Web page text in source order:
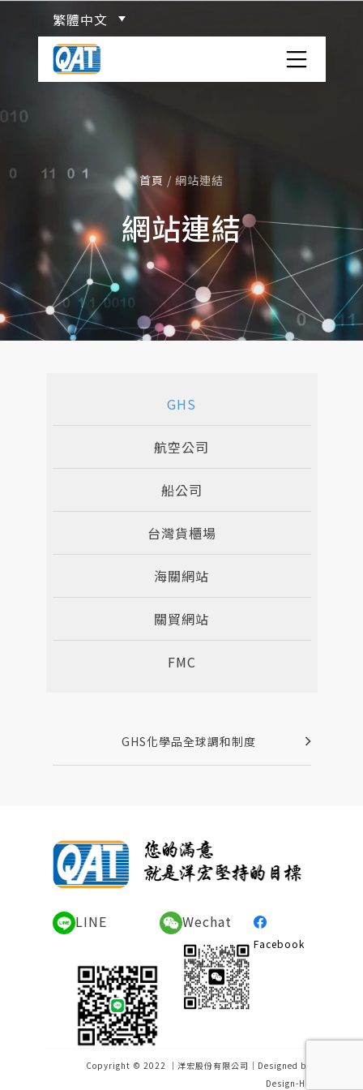
繁體中文
服務項目
ISO TANK 貨櫃介紹
物流百科
危險品分類
網站連結
首頁 / 網站連結
網站連結
GHS
航空公司
船公司
台灣貨櫃場
海關網站
關貿網站
FMC
GHS化學品全球調和制度
LINE Wechat
Facebook
Copyright © 2022 ｜洋宏股份有限公司｜Designed by
Design-Hu